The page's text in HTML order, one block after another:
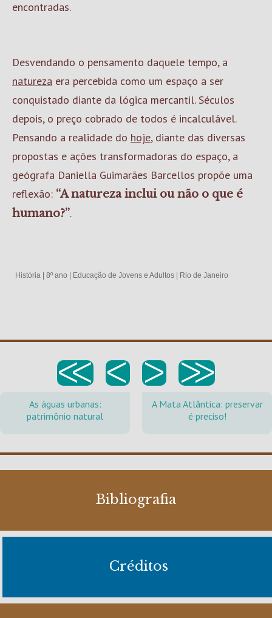
encontradas.
Desvendando o pensamento daquele tempo, a
natureza era percebida como um espaço a ser
conquistado diante da lógica mercantil. Séculos
depois, o preço cobrado de todos é incalculável.
Pensando a realidade do hoje, diante das diversas
propostas e ações transformadoras do espaço, a
geógrafa Daniella Guimarães Barcellos propõe uma
reflexão: “A natureza inclui ou não o que é
humano?”.
História 8º ano Educação de Jovens e Adultos Rio de Janeiro
<< < > >>
As águas urbanas:
patrimônio natural
A Mata Atlântica: preservar
é preciso!
Bibliografia
Créditos